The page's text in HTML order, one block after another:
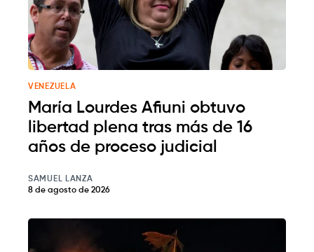
VENEZUELA
María Lourdes Afiuni obtuvo
libertad plena tras más de 16
años de proceso judicial
SAMUEL LANZA
8 de agosto de 2026